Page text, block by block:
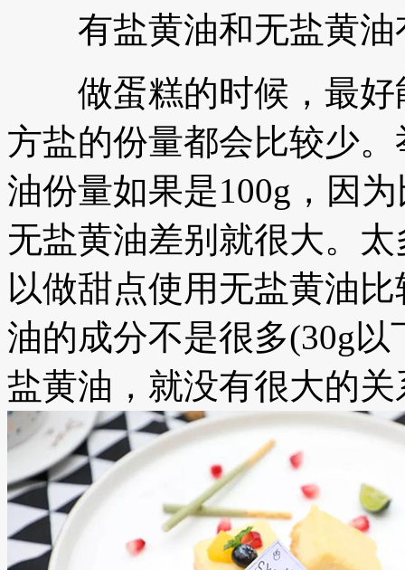
有盐黄油和无盐黄油
做蛋糕的时候，最好
方盐的份量都会比较少
油份量如果是100g，因
无盐黄油差别就很大。
以做甜点使用无盐黄油
油的成分不是很多(30g
盐黄油，就没有很大的关